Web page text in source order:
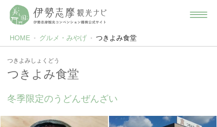
HOME グルメ・みやげ つきよみ食堂
つきよみしょくどう
つきよみ食堂
冬季限定のうどんぜんざい